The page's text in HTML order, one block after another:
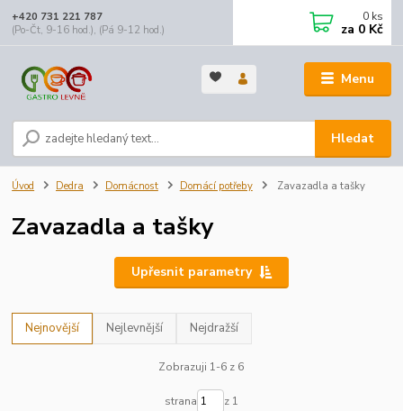
Menu
Hledat
+420 731 221 787
(Po-Čt, 9-16 hod.), (Pá 9-12 hod.)
0 ks
za 0 Kč
Úvod Dedra Domácnost Domácí potřeby Zavazadla a tašky
Zavazadla a tašky
Upřesnit parametry
Nejnovější Nejlevnější Nejdražší
Zobrazuji 1-6 z 6
strana z 1